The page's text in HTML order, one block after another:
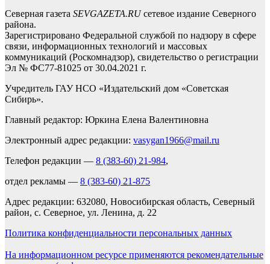
Северная газета SEVGAZETA.RUсетевое издание Северного
района.
Зарегистрировано Федеральной службой по надзору в сфере
связи, информационных технологий и массовых
коммуникаций (Роскомнадзор), свидетельство о регистрации
Эл № ФС77-81025 от 30.04.2021 г.
Учредитель ГАУ НСО «Издательский дом «Советская
Сибирь».
Главный редактор: Юркина Елена Валентиновна
Электронный адрес редакции: vasygan1966@mail.ru
Телефон редакции — 8 (383-60) 21-984,
отдел рекламы — 8 (383-60) 21-875
Адрес редакции: 632080, Новосибирская область, Северный
район, с. Северное, ул. Ленина, д. 22
Политика конфиденциальности персональных данных
На информационном ресурсе применяются рекомендательные